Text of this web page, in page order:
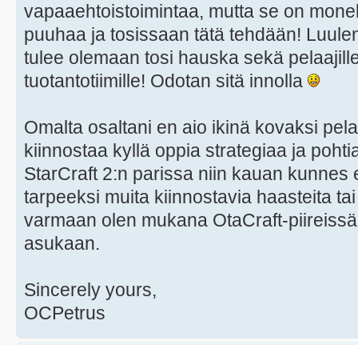
vapaaehtoistoimintaa, mutta se on
puuhaa ja tosissaan tätä tehdään!
tulee olemaan tosi hauska sekä
tuotantotiimille! Odotan sitä innolla
Omalta osaltani en aio ikinä kovaksi
kiinnostaa kyllä oppia strategiaa ja
StarCraft 2:n parissa niin kauan kunnes
tarpeeksi muita kiinnostavia haasteita
varmaan olen mukana OtaCraft-
asukaan.
Sincerely yours,
OCPetrus